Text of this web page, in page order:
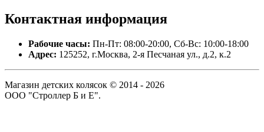
Контактная информация
Рабочие часы: Пн-Пт: 08:00-20:00, Сб-Вс: 10:00-18:00
Адрес: 125252, г.Москва, 2-я Песчаная ул., д.2, к.2
Магазин детских колясок © 2014 - 2026
ООО "Строллер Б и Е".